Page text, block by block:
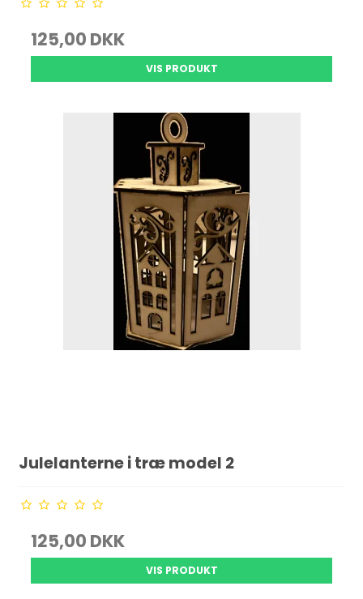
125,00 DKK
VIS PRODUKT
Julelanterne i træ model 2
125,00 DKK
VIS PRODUKT